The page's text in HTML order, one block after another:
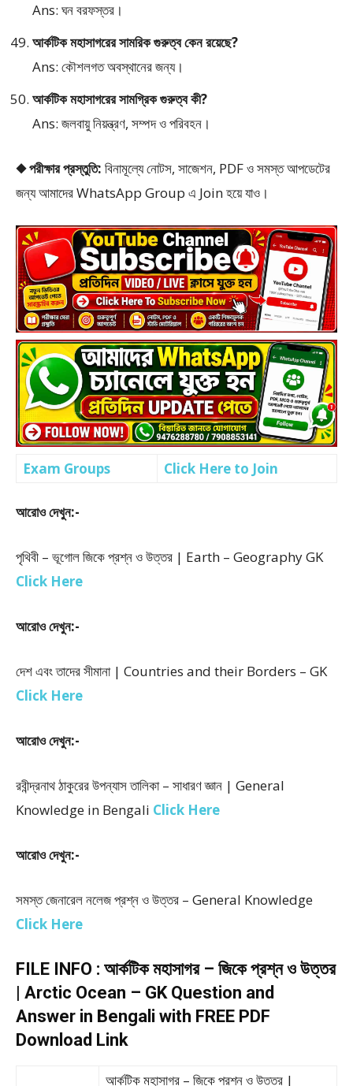
Ans: ঘন বরফস্তর।
আর্কটিক মহাসাগরের সামরিক গুরুত্ব কেন রয়েছে?
Ans: কৌশলগত অবস্থানের জন্য।
আর্কটিক মহাসাগরের সামগ্রিক গুরুত্ব কী?
Ans: জলবায়ু নিয়ন্ত্রণ, সম্পদ ও পরিবহন।
◆ পরীক্ষার প্রস্তুতি: বিনামূল্যে নোটস, সাজেশন, PDF ও সমস্ত আপডেটের
জন্য আমাদের WhatsApp Group এ Join হয়ে যাও।
Exam Groups Click Here to Join
আরোও দেখুন:-
পৃথিবী – ভূগোল জিকে প্রশ্ন ও উত্তর | Earth – Geography GK
Click Here
আরোও দেখুন:-
দেশ এবং তাদের সীমানা | Countries and their Borders – GK
Click Here
আরোও দেখুন:-
রবীন্দ্রনাথ ঠাকুরের উপন্যাস তালিকা – সাধারণ জ্ঞান | General
Knowledge in Bengali Click Here
আরোও দেখুন:-
সমস্ত জেনারেল নলেজ প্রশ্ন ও উত্তর – General Knowledge
Click Here
FILE INFO : আর্কটিক মহাসাগর – জিকে প্রশ্ন ও উত্তর
| Arctic Ocean – GK Question and
Answer in Bengali with FREE PDF
Download Link
আর্কটিক মহাসাগর – জিকে প্রশ্ন ও উত্তর |